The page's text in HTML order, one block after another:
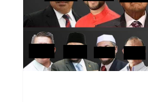
Ahli
Parlimen
Yang
Bangun